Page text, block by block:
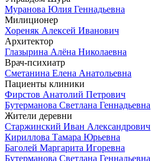
Муранова Юлия Геннадьевна
Милиционер
Хореняк Алексей Иванович
Архитектор
Глазырина Алёна Николаевна
Врач-психиатр
Сметанина Елена Анатольевна
Пациенты клиники
Фирстов Анатолий Петрович
Бутерманова Светлана Геннадьевна
Жители деревни
Старжинский Иван Александрович
Кириллова Тамара Юрьевна
Баголей Маргарита Игоревна
Бутерманова Светлана Геннадьевна